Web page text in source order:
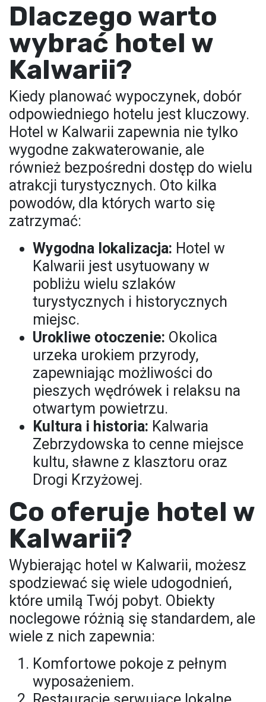
Dlaczego warto
wybrać hotel w
Kalwarii?
Kiedy planować wypoczynek, dobór
odpowiedniego hotelu jest kluczowy.
Hotel w Kalwarii zapewnia nie tylko
wygodne zakwaterowanie, ale
również bezpośredni dostęp do wielu
atrakcji turystycznych. Oto kilka
powodów, dla których warto się
zatrzymać:
Wygodna lokalizacja: Hotel w
Kalwarii jest usytuowany w
pobliżu wielu szlaków
turystycznych i historycznych
miejsc.
Urokliwe otoczenie: Okolica
urzeka urokiem przyrody,
zapewniając możliwości do
pieszych wędrówek i relaksu na
otwartym powietrzu.
Kultura i historia: Kalwaria
Zebrzydowska to cenne miejsce
kultu, sławne z klasztoru oraz
Drogi Krzyżowej.
Co oferuje hotel w
Kalwarii?
Wybierając hotel w Kalwarii, możesz
spodziewać się wiele udogodnień,
które umilą Twój pobyt. Obiekty
noclegowe różnią się standardem, ale
wiele z nich zapewnia:
Komfortowe pokoje z pełnym
wyposażeniem.